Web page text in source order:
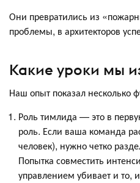
Они превратились из
проблемы, в архитекторов
Какие уроки мы
Наш опыт показал несколько
Роль тимлида — это в
роль. Если ваша команда
человек), нужно четко
Попытка совместить
управлением убивает и то,